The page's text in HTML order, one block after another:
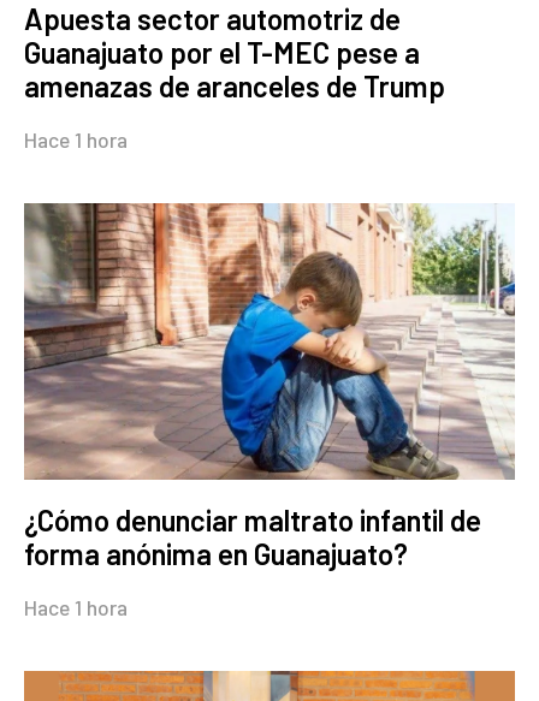
Apuesta sector automotriz de
Guanajuato por el T-MEC pese a
amenazas de aranceles de Trump
Hace 1 hora
¿Cómo denunciar maltrato infantil de
forma anónima en Guanajuato?
Hace 1 hora